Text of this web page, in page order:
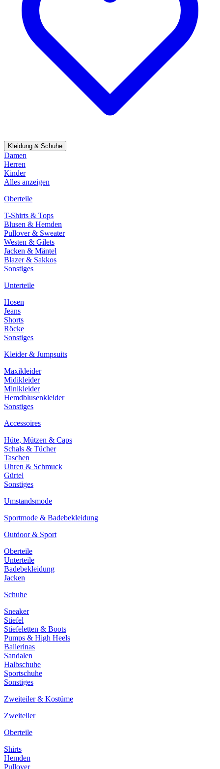
Kleidung & Schuhe
Damen
Herren
Kinder
Alles anzeigen
Oberteile
T-Shirts & Tops
Blusen & Hemden
Pullover & Sweater
Westen & Gilets
Jacken & Mäntel
Blazer & Sakkos
Sonstiges
Unterteile
Hosen
Jeans
Shorts
Röcke
Sonstiges
Kleider & Jumpsuits
Maxikleider
Midikleider
Minikleider
Hemdblusenkleider
Sonstiges
Accessoires
Hüte, Mützen & Caps
Schals & Tücher
Taschen
Uhren & Schmuck
Gürtel
Sonstiges
Umstandsmode
Sportmode & Badebekleidung
Outdoor & Sport
Oberteile
Unterteile
Badebekleidung
Jacken
Schuhe
Sneaker
Stiefel
Stiefeletten & Boots
Pumps & High Heels
Ballerinas
Sandalen
Halbschuhe
Sportschuhe
Sonstiges
Zweiteiler & Kostüme
Zweiteiler
Oberteile
Shirts
Hemden
Pullover